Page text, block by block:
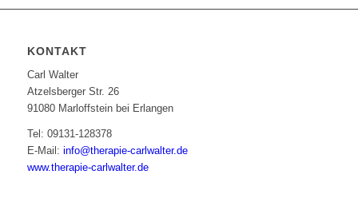
KONTAKT
Carl Walter
Atzelsberger Str. 26
91080 Marloffstein bei Erlangen
Tel: 09131-128378
E-Mail: info@therapie-carlwalter.de
www.therapie-carlwalter.de